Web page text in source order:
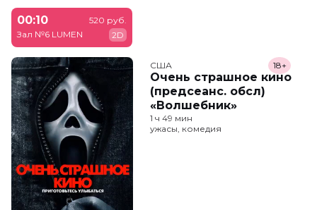
00:10
Зал №6 LUMEN
520 руб.
2D
США
Очень страшное кино
(предсеанс. обсл)
«Волшебник»
18+
1 ч 49 мин
ужасы, комедия